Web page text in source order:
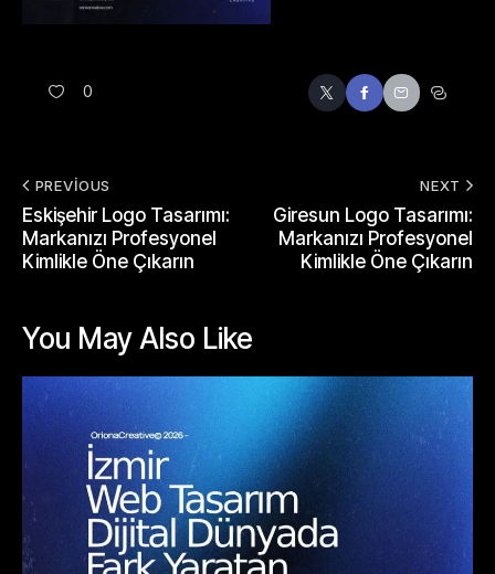
0
PREVIOUS
Eskişehir Logo Tasarımı:
Markanızı Profesyonel
Kimlikle Öne Çıkarın
NEXT
Giresun Logo Tasarımı:
Markanızı Profesyonel
Kimlikle Öne Çıkarın
You May Also Like